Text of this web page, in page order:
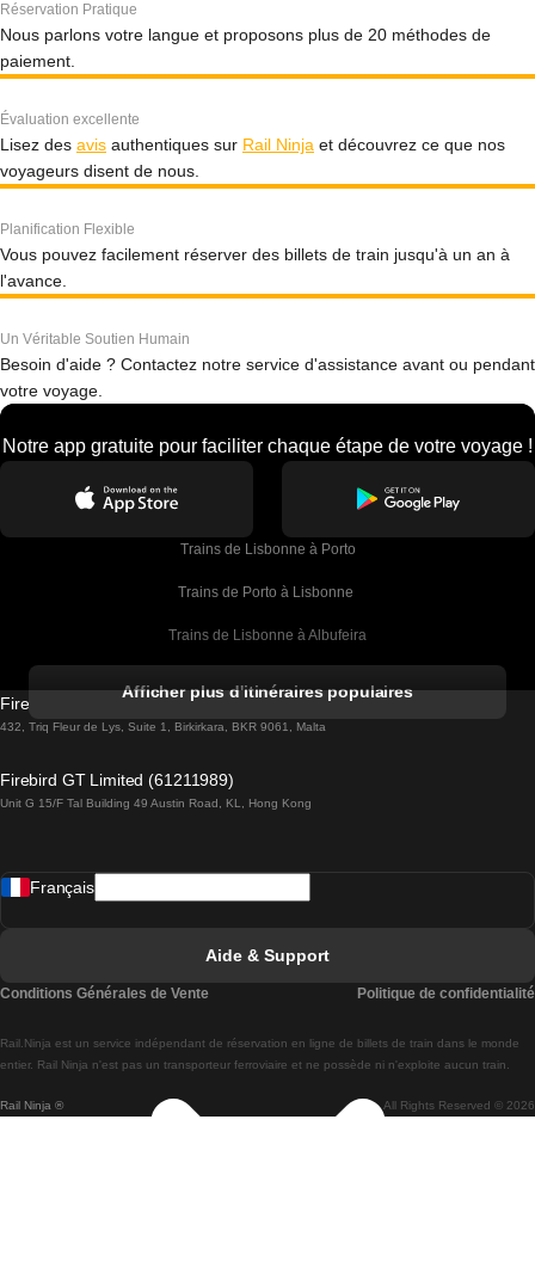
Réservation Pratique
Nous parlons votre langue et proposons plus de 20 méthodes de
paiement.
Évaluation excellente
Lisez des avis authentiques sur Rail Ninja et découvrez ce que nos
voyageurs disent de nous.
Planification Flexible
Vous pouvez facilement réserver des billets de train jusqu'à un an à
l'avance.
Un Véritable Soutien Humain
Besoin d'aide ? Contactez notre service d'assistance avant ou pendant
votre voyage.
Notre app gratuite pour faciliter chaque étape de votre voyage !
Trains de Lisbonne à Porto
Trains de Porto à Lisbonne
Trains de Lisbonne à Albufeira
Trains de Lisbonne à Lagos
Trains de Lisbonne à Madrid
Trains de Lisbonne à Braga
Trains de Braga à Lisbonne
Afficher plus d'itinéraires populaires
Firebird GT Limited (OC 1451)
432, Triq Fleur de Lys, Suite 1, Birkirkara, BKR 9061, Malta
Firebird GT Limited (61211989)
Unit G 15/F Tal Building 49 Austin Road, KL, Hong Kong
Rail Ninja ® All Rights Reserved © 2026
Rail.Ninja est un service indépendant de réservation en ligne de billets de train dans le monde
entier. Rail Ninja n'est pas un transporteur ferroviaire et ne possède ni n'exploite aucun train.
Français
Aide & Support
Conditions Générales de Vente Politique de confidentialité